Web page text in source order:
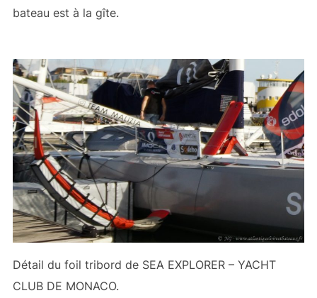
bateau est à la gîte.
Détail du foil tribord de SEA EXPLORER – YACHT
CLUB DE MONACO.